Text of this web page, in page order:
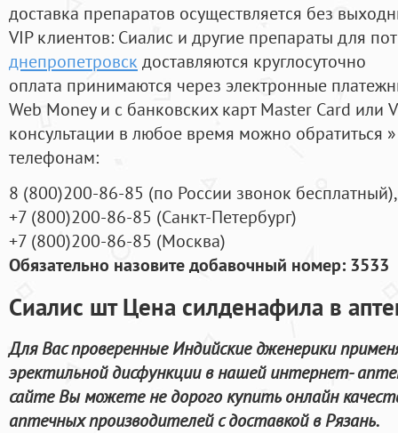
доставка препаратов осуществляется без
VIP клиентов: Сиалис и другие препараты для
днепропетровск доставляются круглосуточно
оплата принимаются через электронные
Web Money и с банковских карт Master Card или
консультации в любое время можно обратиться
телефонам:
8 (800)200-86-85 (по России звонок бесплатный),
+7 (800)200-86-85 (Санкт-Петербург)
+7 (800)200-86-85 (Москва)
Обязательно назовите добавочный номер: 3533
Сиалис шт Цена силденафила в
Для Вас проверенные Индийские дженерики
эректильной дисфункции в нашей интернет-
сайте Вы можете не дорого купить онлайн
аптечных производителей с доставкой в Рязань.